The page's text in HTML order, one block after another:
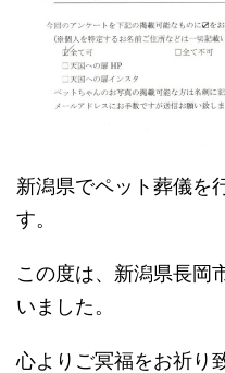
新潟県でペット葬儀を
す。
この度は、新潟県長岡
いました。
心よりご冥福をお祈り